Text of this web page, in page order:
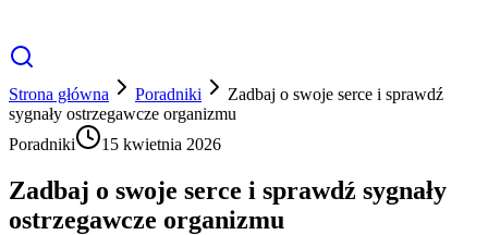
Strona główna Poradniki
Zadbaj o swoje serce i sprawdź
sygnały ostrzegawcze organizmu
Poradniki
15 kwietnia 2026
Zadbaj o swoje serce i sprawdź sygnały
ostrzegawcze organizmu